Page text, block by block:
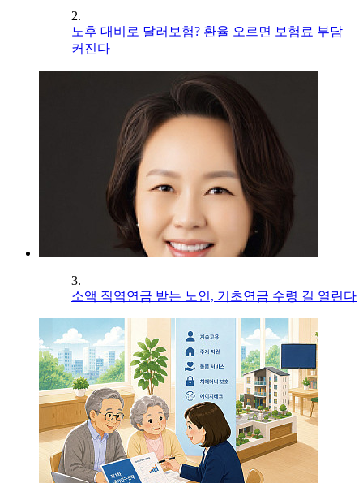
2.
노후 대비로 달러보험? 환율 오르면 보험료 부담
커진다
3.
소액 직역연금 받는 노인, 기초연금 수령 길 열린다